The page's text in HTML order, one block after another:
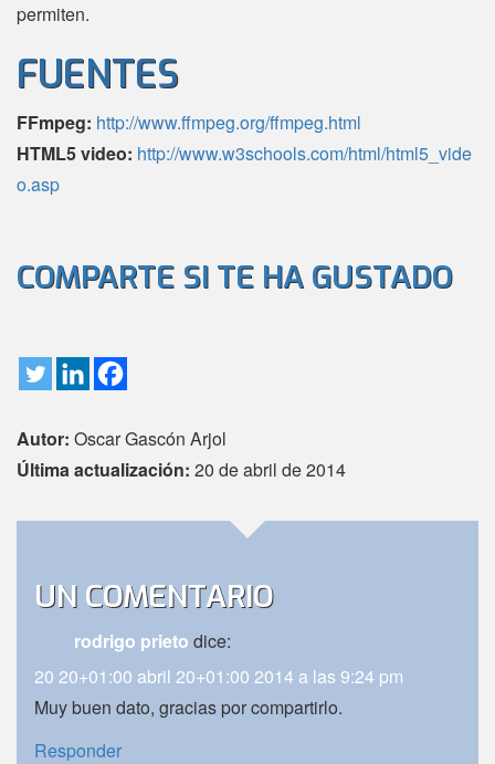
permiten.
FUENTES
FFmpeg: http://www.ffmpeg.org/ffmpeg.html
HTML5 video: http://www.w3schools.com/html/html5_vide
o.asp
COMPARTE SI TE HA GUSTADO
Autor: Oscar Gascón Arjol
Última actualización: 20 de abril de 2014
UN COMENTARIO
rodrigo prieto dice:
20 20+01:00 abril 20+01:00 2014 a las 9:24 pm
Muy buen dato, gracias por compartirlo.
Responder